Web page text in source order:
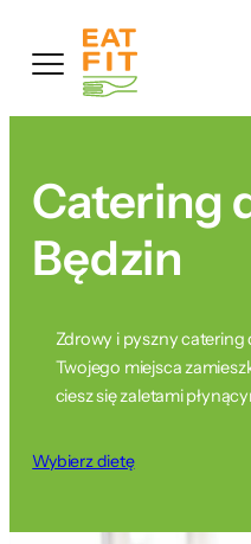
treści
Catering
Będzin
Zdrowy i pyszny
Twojego miejsca
ciesz się zaletami
Wybierz dietę